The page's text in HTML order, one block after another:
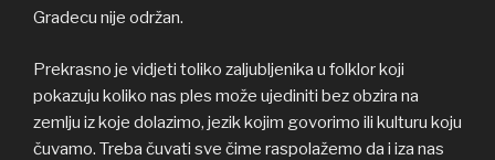
Gradecu nije održan.
Prekrasno je vidjeti toliko zaljubljenika u folklor koji
pokazuju koliko nas ples može ujediniti bez obzira na
zemlju iz koje dolazimo, jezik kojim govorimo ili kulturu koju
čuvamo. Treba čuvati sve čime raspolažemo da i iza nas